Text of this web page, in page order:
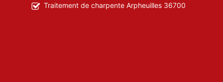
Traitement de charpente Arpheuilles 36700